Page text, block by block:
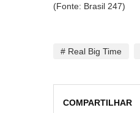
(Fonte: Brasil 247)
# Real Big Time
COMPARTILHAR